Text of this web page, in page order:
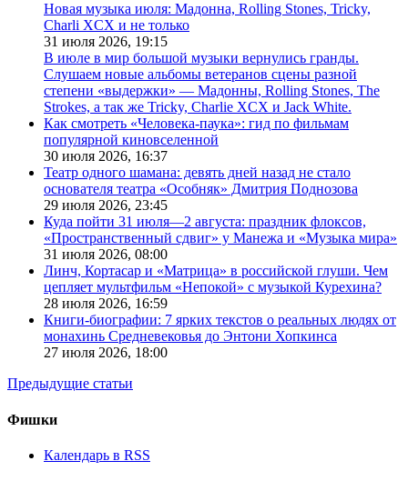
Новая музыка июля: Мадонна, Rolling Stones, Tricky,
Charli XCX и не только
31 июля 2026, 19:15
В июле в мир большой музыки вернулись гранды.
Слушаем новые альбомы ветеранов сцены разной
степени «выдержки» — Мадонны, Rolling Stones, The
Strokes, а так же Tricky, Charlie XCX и Jack White.
Как смотреть «Человека-паука»: гид по фильмам
популярной киновселенной
30 июля 2026, 16:37
Театр одного шамана: девять дней назад не стало
основателя театра «Особняк» Дмитрия Поднозова
29 июля 2026, 23:45
Куда пойти 31 июля—2 августа: праздник флоксов,
«Пространственный сдвиг» у Манежа и «Музыка мира»
31 июля 2026, 08:00
Линч, Кортасар и «Матрица» в российской глуши. Чем
цепляет мультфильм «Непокой» с музыкой Курехина?
28 июля 2026, 16:59
Книги-биографии: 7 ярких текстов о реальных людях от
монахинь Средневековья до Энтони Хопкинса
27 июля 2026, 18:00
Предыдущие статьи
Фишки
Календарь в RSS